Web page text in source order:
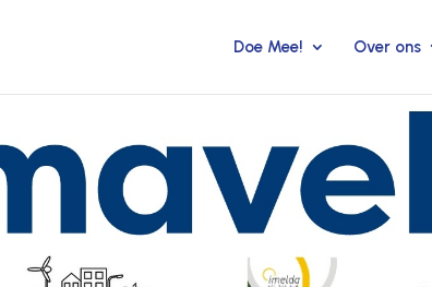
Doe Mee! Over ons